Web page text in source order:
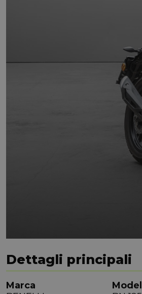
Dettagli principali
Marca